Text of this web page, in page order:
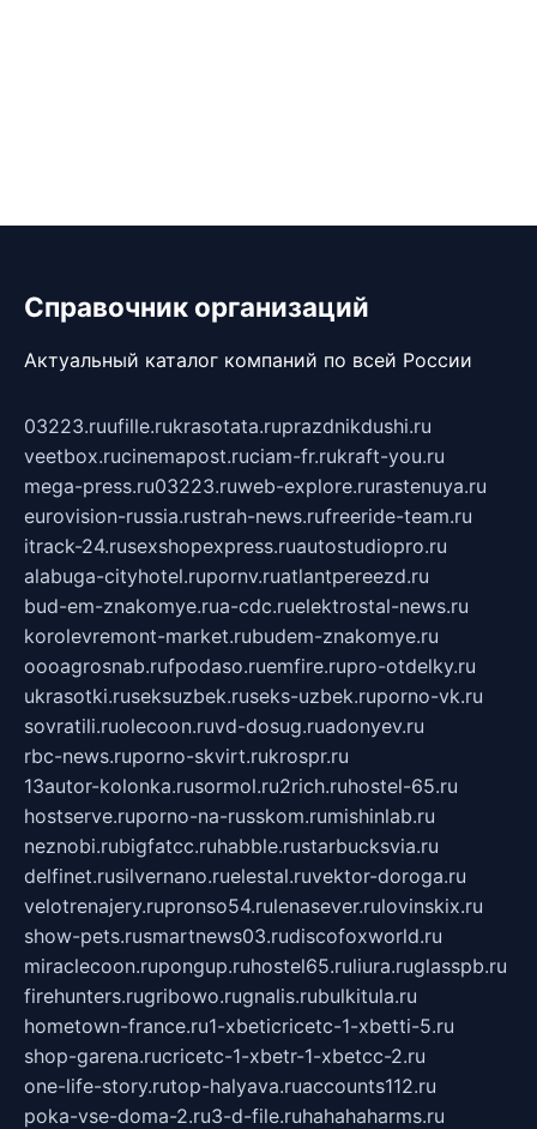
Справочник организаций
Актуальный каталог компаний по всей России
03223.ruufille.rukrasotata.ruprazdnikdushi.ru
veetbox.rucinemapost.ruciam-fr.rukraft-you.ru
mega-press.ru03223.ruweb-explore.rurastenuya.ru
eurovision-russia.rustrah-news.rufreeride-team.ru
itrack-24.rusexshopexpress.ruautostudiopro.ru
alabuga-cityhotel.rupornv.ruatlantpereezd.ru
bud-em-znakomye.rua-cdc.ruelektrostal-news.ru
korolevremont-market.rubudem-znakomye.ru
oooagrosnab.rufpodaso.ruemfire.rupro-otdelky.ru
ukrasotki.ruseksuzbek.ruseks-uzbek.ruporno-vk.ru
sovratili.ruolecoon.ruvd-dosug.ruadonyev.ru
rbc-news.ruporno-skvirt.rukrospr.ru
13autor-kolonka.rusormol.ru2rich.ruhostel-65.ru
hostserve.ruporno-na-russkom.rumishinlab.ru
neznobi.rubigfatcc.ruhabble.rustarbucksvia.ru
delfinet.rusilvernano.ruelestal.ruvektor-doroga.ru
velotrenajery.rupronso54.rulenasever.rulovinskix.ru
show-pets.rusmartnews03.rudiscofoxworld.ru
miraclecoon.rupongup.ruhostel65.ruliura.ruglasspb.ru
firehunters.rugribowo.rugnalis.rubulkitula.ru
hometown-france.ru1-xbeticricetc-1-xbetti-5.ru
shop-garena.rucricetc-1-xbetr-1-xbetcc-2.ru
one-life-story.rutop-halyava.ruaccounts112.ru
poka-vse-doma-2.ru3-d-file.ruhahahaharms.ru